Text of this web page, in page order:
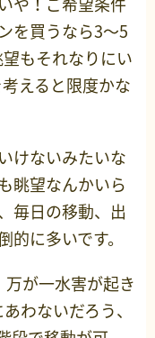
を買うなら3～5
もそれなりにい
えると限度かな
けないみたいな
眺望なんかいら
毎日の移動、出
に多いです。
が一水害が起き
わないだろう、